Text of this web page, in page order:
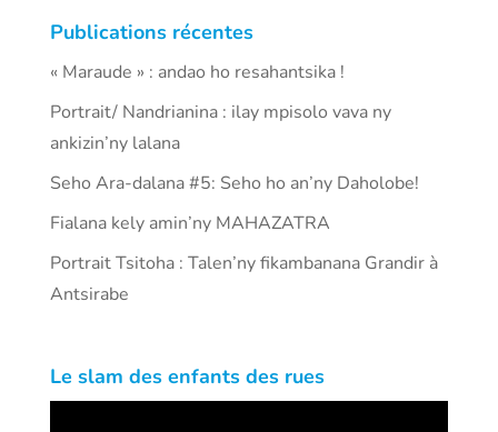
Publications récentes
« Maraude » : andao ho resahantsika !
Portrait/ Nandrianina : ilay mpisolo vava ny
ankizin’ny lalana
Seho Ara-dalana #5: Seho ho an’ny Daholobe!
Fialana kely amin’ny MAHAZATRA
Portrait Tsitoha : Talen’ny fikambanana Grandir à
Antsirabe
Le slam des enfants des rues